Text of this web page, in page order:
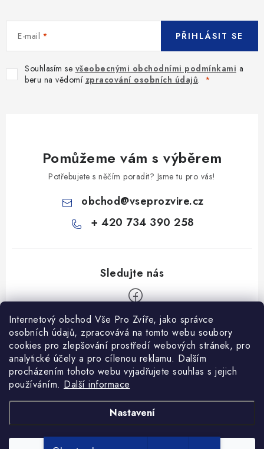
Internetový obchod Vše Pro Zvíře, jako správce
osobních údajů, zpracovává na tomto webu soubory
cookies pro zlepšování prostředí webových stránek, pro
analytické účely a pro cílenou reklamu. Dalším
procházením tohoto webu vyjadřujete souhlas s jejich
používáním. Další informace
Nastavení
E-mail
Souhlasím se všeobecnými obchodními podmínkami a
beru na vědomí zpracování osobních údajů.
PŘIHLÁSIT SE
Pomůžeme vám s výběrem
Potřebujete s něčím poradit? Jsme tu pro vás!
obchod@vseprozvire.cz
+ 420 734 390 258
Informace pro Vás
Ceník dopravy
Kontakty
Obchodní podmínky
Podmínky ochrany osobních údajů
Heuréka recenze